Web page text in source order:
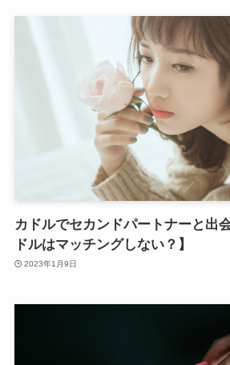
カドルでセカンドパートナーと出
ドルはマッチングしない？】
2023年1月9日